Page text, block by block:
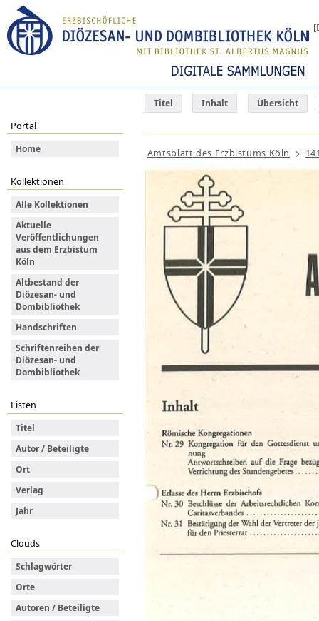
Titel Inhalt Übersicht
Portal
Home
Kollektionen
Alle Kollektionen
Aktuelle
Veröffentlichungen
aus dem Erzbistum
Köln
Altbestand der
Diözesan- und
Dombibliothek
Handschriften
Schriftenreihen der
Diözesan- und
Dombibliothek
Listen
Titel
Autor / Beteiligte
Ort
Verlag
Jahr
Clouds
Schlagwörter
Orte
Autoren / Beteiligte
Amtsblatt des Erzbistums Köln